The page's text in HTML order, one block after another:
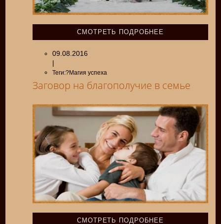
СМОТРЕТЬ ПОДРОБНЕЕ
09.08.2016
|
Теги:?Магия успеха
Заговор на благополучие в семье
СМОТРЕТЬ ПОДРОБНЕЕ